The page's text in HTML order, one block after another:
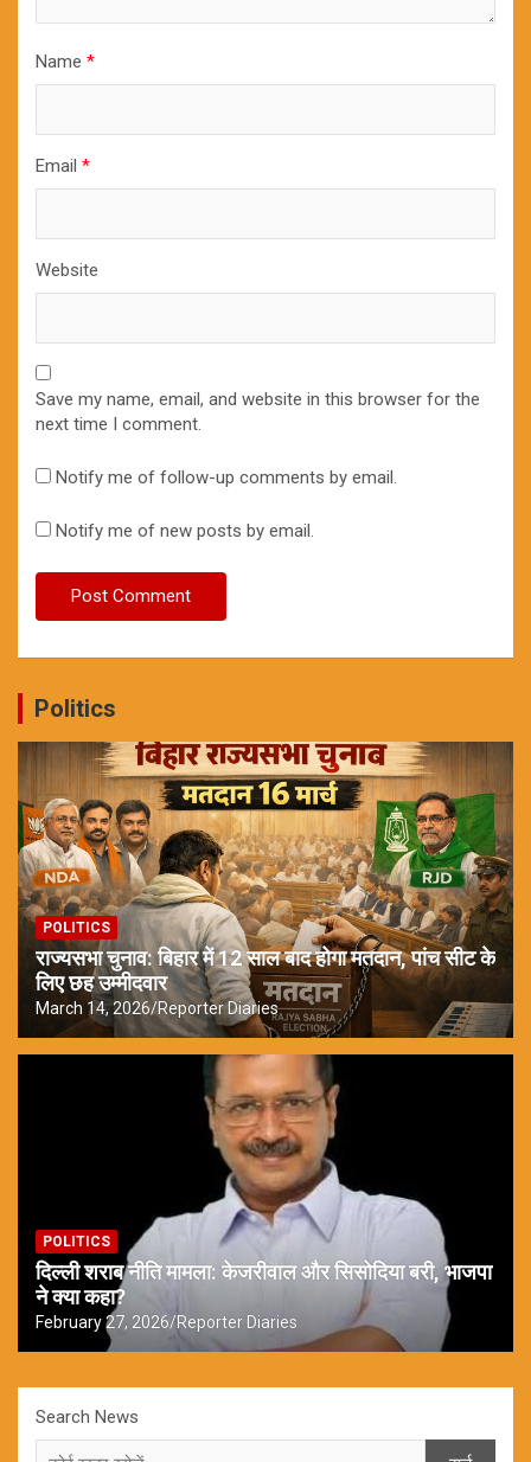
Name *
Email *
Website
Save my name, email, and website in this browser for the
next time I comment.
Notify me of follow-up comments by email.
Notify me of new posts by email.
Politics
POLITICS
राज्यसभा चुनाव: बिहार में 12 साल बाद होगा मतदान, पांच सीट के
लिए छह उम्मीदवार
March 14, 2026 Reporter Diaries
POLITICS
दिल्ली शराब नीति मामला: केजरीवाल और सिसोदिया बरी, भाजपा
ने क्या कहा?
February 27, 2026 Reporter Diaries
Search News